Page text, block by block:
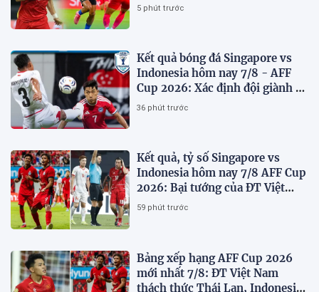
Lan run sợ
5 phút trước
Kết quả bóng đá Singapore vs
Indonesia hôm nay 7/8 - AFF
Cup 2026: Xác định đội giành vé
Bán kết
36 phút trước
Kết quả, tỷ số Singapore vs
Indonesia hôm nay 7/8 AFF Cup
2026: Bại tướng của ĐT Việt
nam dừng bước sớm
59 phút trước
Bảng xếp hạng AFF Cup 2026
mới nhất 7/8: ĐT Việt Nam
thách thức Thái Lan, Indonesia